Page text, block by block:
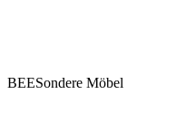
BEESondere Möbel